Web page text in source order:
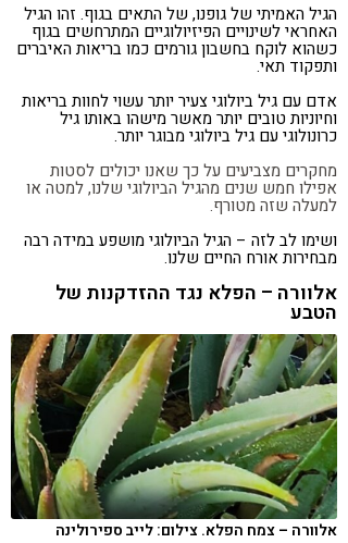
הגיל האמיתי של גופנו, של התאים בגוף. זהו הגיל
האחראי לשינויים הפיזיולוגיים המתרחשים בגוף
כשהוא לוקח בחשבון גורמים כמו בריאות האיברים
ותפקוד תאי.
אדם עם גיל ביולוגי צעיר יותר עשוי לחוות בריאות
וחיוניות טובים יותר מאשר מישהו באותו גיל
כרונולוגי עם גיל ביולוגי מבוגר יותר.
מחקרים מצביעים על כך שאנו יכולים לסטות
אפילו חמש שנים מהגיל הביולוגי שלנו, למטה או
למעלה שזה מטורף.
ושימו לב לזה – הגיל הביולוגי מושפע במידה רבה
מבחירות אורח החיים שלנו.
אלוורה – הפלא נגד ההזדקנות של
הטבע
אלוורה – צמח הפלא. צילום: לייב ספירולינה